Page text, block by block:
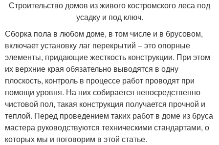
Строительство домов из живого костромского леса под
усадку и под ключ.
Сборка пола в любом доме, в том числе и в брусовом,
включает установку лаг перекрытий – это опорные
элементы, придающие жесткость конструкции. При этом
их верхние края обязательно выводятся в одну
плоскость, контроль в процессе работ проводят при
помощи уровня. На них собирается непосредственно
чистовой пол, такая конструкция получается прочной и
теплой. Перед проведением таких работ в доме из бруса
мастера руководствуются техническими стандартами, о
которых мы и поговорим в этой статье.